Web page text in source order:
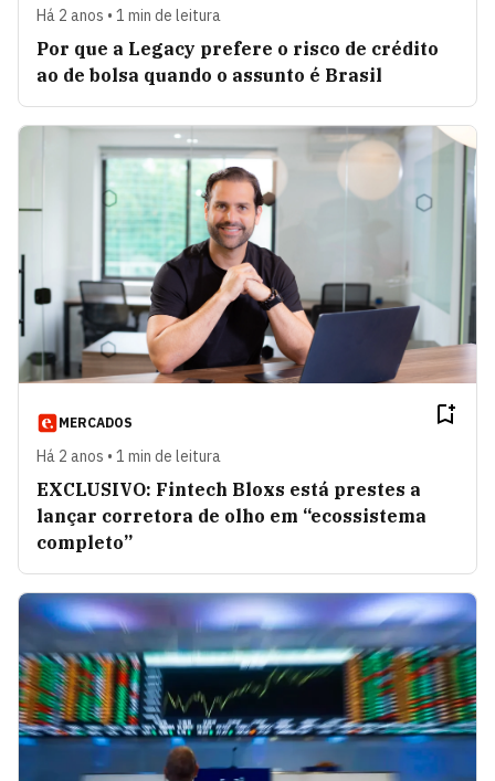
Há 2 anos • 1 min de leitura
Por que a Legacy prefere o risco de crédito
ao de bolsa quando o assunto é Brasil
MERCADOS
Há 2 anos • 1 min de leitura
EXCLUSIVO: Fintech Bloxs está prestes a
lançar corretora de olho em “ecossistema
completo”